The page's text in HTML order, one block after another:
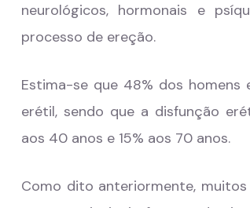
neurológicos, hormonais e
processo de ereção.
Estima-se que 48% dos
erétil, sendo que a disfunção
aos 40 anos e 15% aos 70 anos.
Como dito anteriormente,